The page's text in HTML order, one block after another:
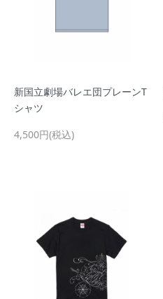
新国立劇場バレエ団プレーンT
シャツ
4,500円(税込)